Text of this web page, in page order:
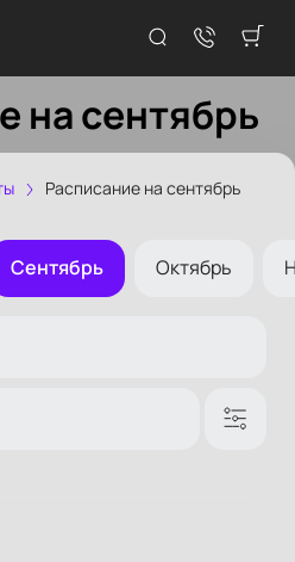
на сентябрь
Расписание на сентябрь
Сентябрь Октябрь